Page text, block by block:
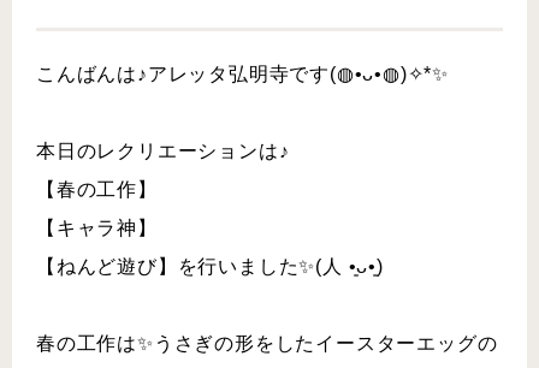
こんばんは♪アレッタ弘明寺です(◍•ᴗ•◍)✧*✨
本日のレクリエーションは♪
【春の工作】
【キャラ神】
【ねんど遊び】を行いました✨(人 •͈ᴗ•͈)
春の工作は✨うさぎの形をしたイースターエッグの